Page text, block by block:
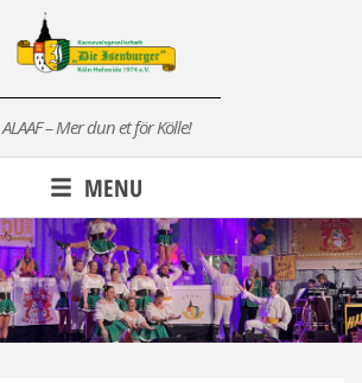
ALAAF – Mer dun et för Kölle!
MENU